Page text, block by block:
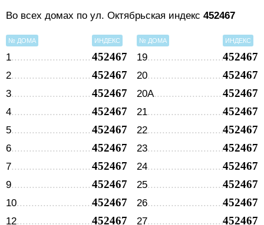
Во всех домах по ул. Октябрьская индекс 452467
№ ДОМА ИНДЕКС
1 452467
2 452467
3 452467
4 452467
5 452467
6 452467
7 452467
9 452467
10 452467
12 452467
№ ДОМА ИНДЕКС
19 452467
20 452467
20А 452467
21 452467
22 452467
23 452467
24 452467
25 452467
26 452467
27 452467